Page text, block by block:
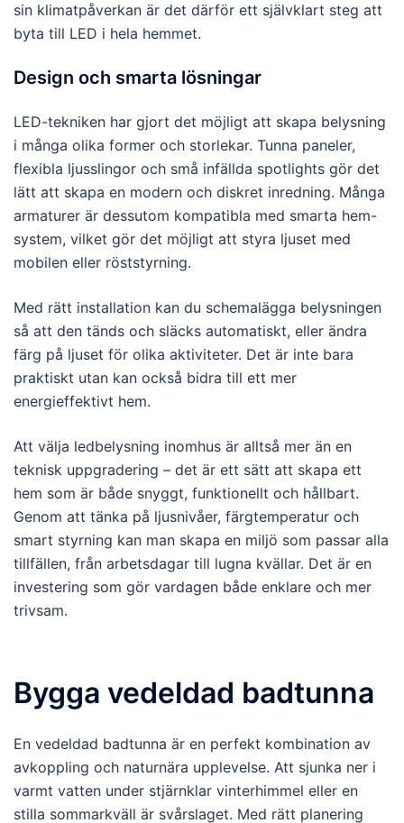
sin klimatpåverkan är det därför ett självklart steg att
byta till LED i hela hemmet.
Design och smarta lösningar
LED-tekniken har gjort det möjligt att skapa belysning
i många olika former och storlekar. Tunna paneler,
flexibla ljusslingor och små infällda spotlights gör det
lätt att skapa en modern och diskret inredning. Många
armaturer är dessutom kompatibla med smarta hem-
system, vilket gör det möjligt att styra ljuset med
mobilen eller röststyrning.
Med rätt installation kan du schemalägga belysningen
så att den tänds och släcks automatiskt, eller ändra
färg på ljuset för olika aktiviteter. Det är inte bara
praktiskt utan kan också bidra till ett mer
energieffektivt hem.
Att välja ledbelysning inomhus är alltså mer än en
teknisk uppgradering – det är ett sätt att skapa ett
hem som är både snyggt, funktionellt och hållbart.
Genom att tänka på ljusnivåer, färgtemperatur och
smart styrning kan man skapa en miljö som passar alla
tillfällen, från arbetsdagar till lugna kvällar. Det är en
investering som gör vardagen både enklare och mer
trivsam.
Bygga vedeldad badtunna
En vedeldad badtunna är en perfekt kombination av
avkoppling och naturnära upplevelse. Att sjunka ner i
varmt vatten under stjärnklar vinterhimmel eller en
stilla sommarkväll är svårslaget. Med rätt planering